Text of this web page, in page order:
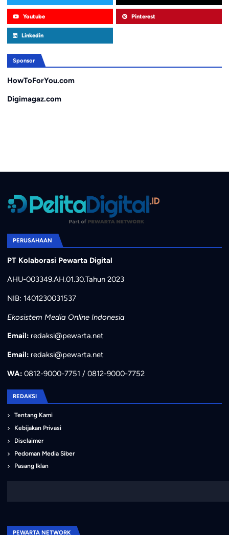
Youtube Pinterest
Linkedin
Sponsor
HowToForYou.com
Digimagaz.com
PERUSAHAAN
PT Kolaborasi Pewarta Digital
AHU-003349.AH.01.30.Tahun 2023
NIB: 1401230031537
Ekosistem Media Online Indonesia
Email: redaksi@pewarta.net
Email: redaksi@pewarta.net
WA:0812-9000-7751 / 0812-9000-7752
REDAKSI
Tentang Kami
Kebijakan Privasi
Disclaimer
Pedoman Media Siber
Pasang Iklan
PEWARTA NETWORK